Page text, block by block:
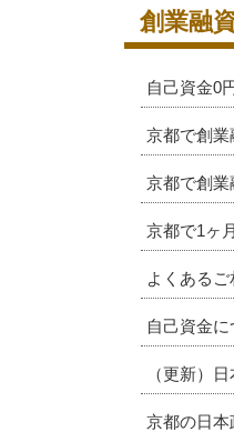
創業融
自己資金0
京都で創
京都で創業
京都で1ヶ
よくある
自己資金
（更新）
京都の日本